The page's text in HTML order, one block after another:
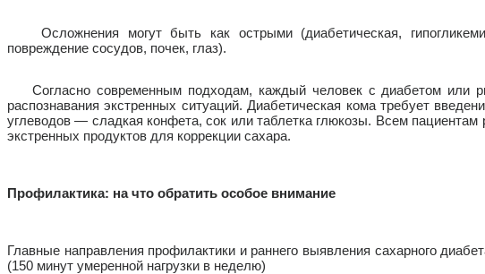
Осложнения могут быть как острыми (диабетическая,
повреждение сосудов, почек, глаз).
Согласно современным подходам, каждый человек с диабетом или
распознавания экстренных ситуаций. Диабетическая кома требует
углеводов — сладкая конфета, сок или таблетка глюкозы. Всем пациентам
экстренных продуктов для коррекции сахара.
Профилактика: на что обратить особое внимание
Главные направления профилактики и раннего выявления сахарного
(150 минут умеренной нагрузки в неделю)